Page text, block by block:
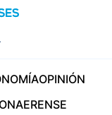
OPINIÓN